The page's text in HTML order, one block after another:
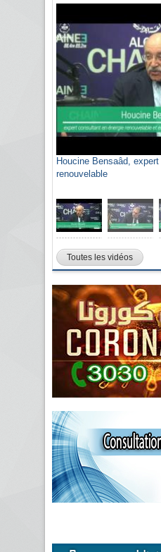
Houcine Bensaâd,
renouvelable
Sami Agli, président de
algérienne du patronat
Toutes les vidéos